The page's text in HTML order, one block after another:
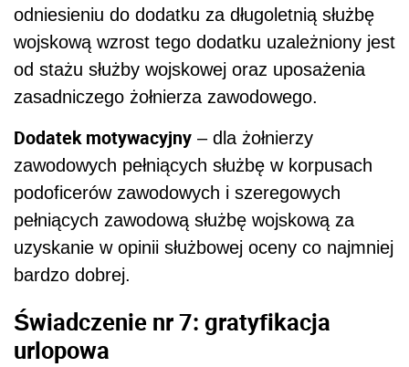
odniesieniu do dodatku za długoletnią służbę
wojskową wzrost tego dodatku uzależniony jest
od stażu służby wojskowej oraz uposażenia
zasadniczego żołnierza zawodowego.
Dodatek motywacyjny – dla żołnierzy
zawodowych pełniących służbę w korpusach
podoficerów zawodowych i szeregowych
pełniących zawodową służbę wojskową za
uzyskanie w opinii służbowej oceny co najmniej
bardzo dobrej.
Świadczenie nr 7: gratyfikacja
urlopowa